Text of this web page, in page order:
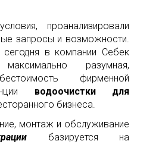
проанализировали
запросы и возможности.
сегодня в компании Себек
разумная,
фирменной
водоочистки для
бизнеса.
монтаж и обслуживание
базируется на